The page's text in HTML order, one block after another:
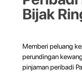
Bijak
Memberi peluang
perundingan
pinjaman peribadi